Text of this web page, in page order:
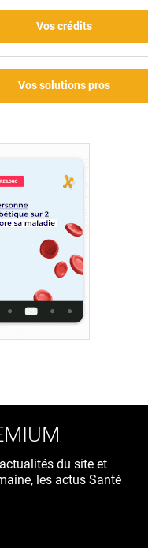
Vos crédits
Vos solutions pros
du site et
les actus Santé